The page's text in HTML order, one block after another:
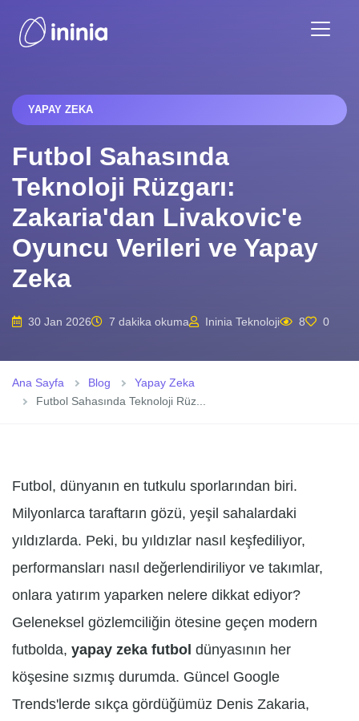
YAPAY ZEKA
Futbol Sahasında
Teknoloji Rüzgarı:
Zakaria'dan Livakovic'e
Oyuncu Verileri ve Yapay
Zeka
30 Jan 2026 7 dakika okuma Ininia Teknoloji 8 0
Ana Sayfa Blog
Yapay Zeka
Futbol Sahasında Teknoloji Rüz...
Futbol, dünyanın en tutkulu sporlarından biri.
Milyonlarca taraftarın gözü, yeşil sahalardaki
yıldızlarda. Peki, bu yıldızlar nasıl keşfediliyor,
performansları nasıl değerlendiriliyor ve takımlar,
onlara yatırım yaparken nelere dikkat ediyor?
Geleneksel gözlemciliğin ötesine geçen modern
futbolda, yapay zeka futbol dünyasının her
köşesine sızmış durumda. Güncel Google
Trends'lerde sıkça gördüğümüz Denis Zakaria,